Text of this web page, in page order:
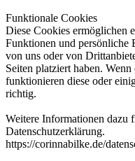
Funktionale Cookies
Diese Cookies ermöglichen
Funktionen und persönliche
von uns oder von
Seiten platziert haben.
funktionieren diese oder
richtig.
Weitere Informationen dazu
Datenschutzerklärung.
https://corinnabilke.de/